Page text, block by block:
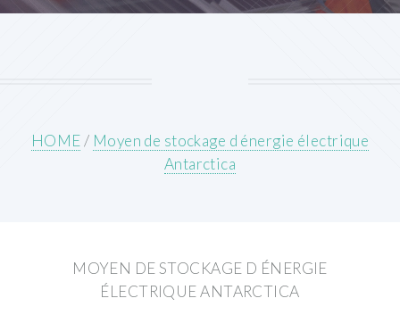
HOME/ Moyen de stockage d énergie électrique
Antarctica
MOYEN DE STOCKAGE D ÉNERGIE
ÉLECTRIQUE ANTARCTICA